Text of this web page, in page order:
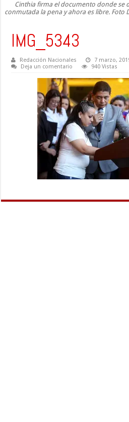
Cinthia firma el documento donde se
conmutada la pena y ahora es libre. Foto
IMG_5343
Redacción Nacionales
7 marzo,
Deja un comentario
940 Vistas